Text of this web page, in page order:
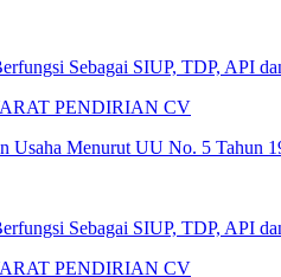
Sebagai SIUP, TDP, API
PENDIRIAN CV
Usaha Menurut UU No. 5 Tahun
Sebagai SIUP, TDP, API
PENDIRIAN CV